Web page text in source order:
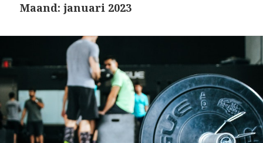
Maand: januari 2023